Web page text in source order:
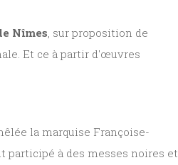
Nîmes, sur proposition de
Et ce à partir d'œuvres
la marquise Françoise-
participé à des messes noires et